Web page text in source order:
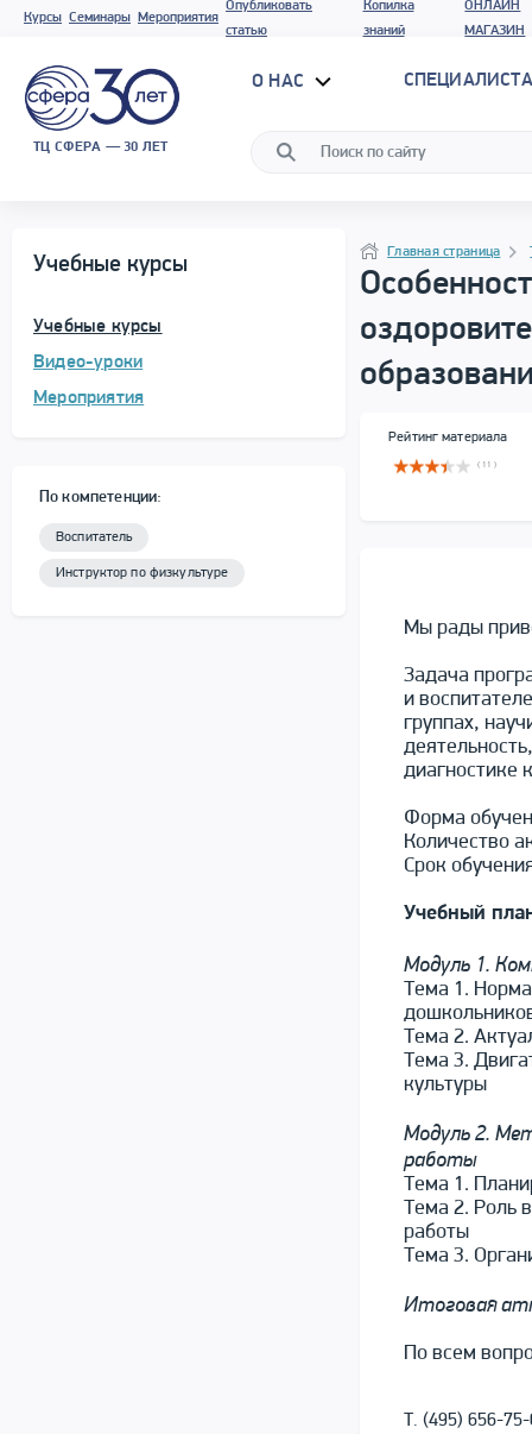
Курсы Семинары Мероприятия
Опубликовать
статью
Копилка
знаний
ОНЛАЙН
МАГАЗИН
ТЦ СФЕРА — 30 ЛЕТ
О НАС
Учебные курсы
Учебные курсы
Видео-уроки
Мероприятия
По компетенции:
Воспитатель
Инструктор по физкультуре
НавигацияГлавная страница
Рейтинг материала
( 11 )
Мы рады
Задача
и
группах,
диагностике
Форма
Количество
Срок
Учебный
Модуль 1.
Тема 1.
Тема 2.
Тема 3.
культуры
Модуль 2.
работы
Тема 1.
Тема 2. Роль
работы
Тема 3.
Итоговая
По всем
Т. (495) 656-